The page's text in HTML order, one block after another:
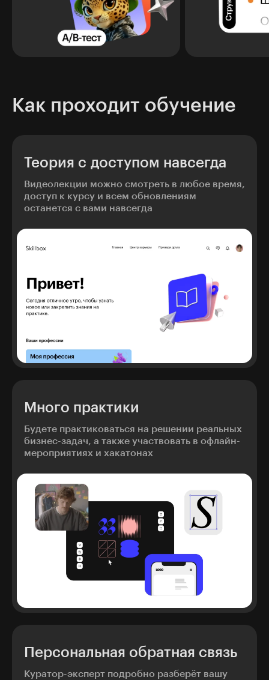
Как проходит обучение
Теория с доступом навсегда
Видеолекции можно смотреть в любое время,
доступ к курсу и всем обновлениям
останется с вами навсегда
Много практики
Будете практиковаться на решении реальных
бизнес-задач, а также участвовать в офлайн-
мероприятиях и хакатонах
Персональная обратная связь
Куратор-эксперт подробно разберёт вашу